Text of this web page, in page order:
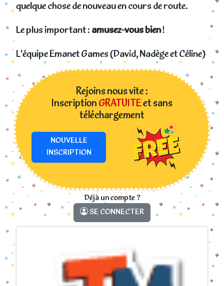
quelque chose de nouveau en cours de route.
Le plus important : amusez-vous bien!
L'équipe Emanet Games (David, Nadège et Céline)
Rejoins nous vite :
Inscription GRATUITEet sans
téléchargement
NOUVELLE
INSCRIPTION
Déjà un compte ?
SE CONNECTER